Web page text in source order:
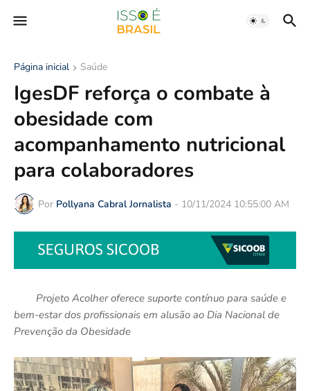
Página inicial Saúde
IgesDF reforça o combate à
obesidade com
acompanhamento nutricional
para colaboradores
Por Pollyana Cabral Jornalista - 10/11/2024 10:55:00 AM
Projeto Acolher oferece suporte contínuo para saúde e
bem-estar dos profissionais em alusão ao Dia Nacional de
Prevenção da Obesidade